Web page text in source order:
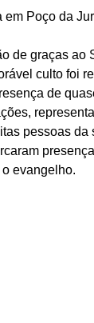
Poço da
de graças ao
culto foi
de
pessoas da
evangelho.